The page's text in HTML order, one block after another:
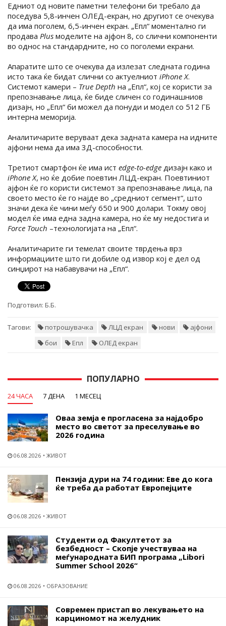
Едниот од новите паметни телефони би требало да
поседува 5,8-инчен ОЛЕД-екран, но другиот се очекува
да има поголем, 6,5-инчен екран. „Епл“ моментално ги
продава Plus моделите на ајфон 8, со слични компоненти
во однос на стандардните, но со поголеми екрани.
Апаратите што се очекува да излезат следната година
исто така ќе бидат слични со актуелниот iPhone X.
Системот камери – True Depth на „Епл“, кој се користи за
препознавање лица, ќе биде сличен со годинашниов
дизајн, но „Епл“ би можел да понуди и модел со 512 ГБ
интерна меморија.
Аналитичарите веруваат дека задната камера на идните
ајфони нема да има 3Д-способности.
Третиот смартфон ќе има ист edge-to-edge дизајн како и
iPhone X, но ќе добие поевтин ЛЦД-екран. Поевтиниот
ајфон ќе го користи системот за препознавање лица, па
своето место ќе го најде во „средниот сегмент“, што
значи дека ќе чини меѓу 650 и 900 долари. Токму овој
модел ќе има една задна камера, но ќе му недостига и
Force Touch –технологијата на „Епл“.
Аналитичарите ги темелат своите тврдења врз
информациите што ги добиле од извор кој е дел од
синџирот на набавувачи на „Епл“.
Подготвил: Б.Б.
Тагови: потрошувачка ЛЦД екран нови
ајфони
бои
Епл ОЛЕД екран
ПОПУЛАРНО
24 ЧАСА 7 ДЕНА 1 МЕСЕЦ
Оваа земја е прогласена за најдобро
место во светот за преселување во
2026 година
06.08.2026 ЖИВОТ
Пензија дури на 74 години: Еве до кога
ќе треба да работат Европејците
06.08.2026 ЖИВОТ
Студенти од Факултетот за
безбедност – Скопје учествуваа на
меѓународната БИП програма „Libori
Summer School 2026“
06.08.2026 ОБРАЗОВАНИЕ
Современ пристап во лекувањето на
карциномот на желудник